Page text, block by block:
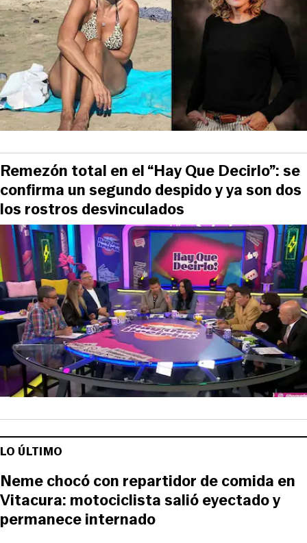
Remezón total en el “Hay Que Decirlo”: se
confirma un segundo despido y ya son dos
los rostros desvinculados
LO ÚLTIMO
Neme chocó con repartidor de comida en
Vitacura: motociclista salió eyectado y
permanece internado